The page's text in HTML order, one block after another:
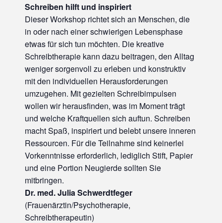
Schreiben hilft und inspiriert
Dieser Workshop richtet sich an Menschen, die
in oder nach einer schwierigen Lebensphase
etwas für sich tun möchten. Die kreative
Schreibtherapie kann dazu beitragen, den Alltag
weniger sorgenvoll zu erleben und konstruktiv
mit den individuellen Herausforderungen
umzugehen. Mit gezielten Schreibimpulsen
wollen wir herausfinden, was im Moment trägt
und welche Kraftquellen sich auftun. Schreiben
macht Spaß, inspiriert und belebt unsere inneren
Ressourcen. Für die Teilnahme sind keinerlei
Vorkenntnisse erforderlich, lediglich Stift, Papier
und eine Portion Neugierde sollten Sie
mitbringen.
Dr. med. Julia Schwerdtfeger
(Frauenärztin/Psychotherapie,
Schreibtherapeutin)